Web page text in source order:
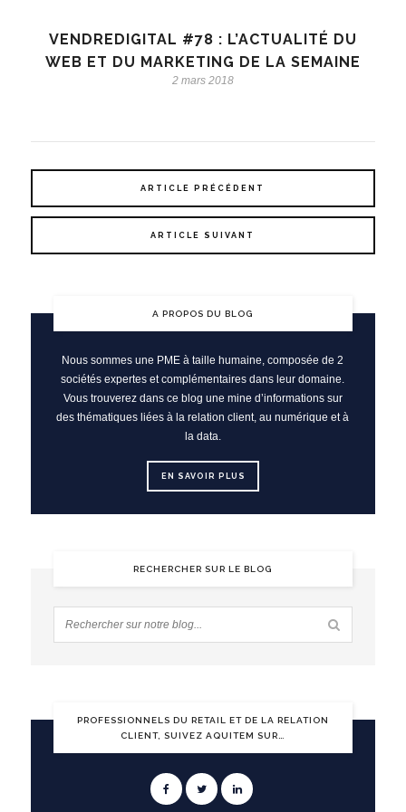
VENDREDIGITAL #78 : L’ACTUALITÉ DU
WEB ET DU MARKETING DE LA SEMAINE
2 mars 2018
ARTICLE PRÉCÉDENT
ARTICLE SUIVANT
A PROPOS DU BLOG
Nous sommes une PME à taille humaine, composée de 2
sociétés expertes et complémentaires dans leur domaine.
Vous trouverez dans ce blog une mine d’informations sur
des thématiques liées à la relation client, au numérique et à
la data.
EN SAVOIR PLUS
RECHERCHER SUR LE BLOG
PROFESSIONNELS DU RETAIL ET DE LA RELATION
CLIENT, SUIVEZ AQUITEM SUR…